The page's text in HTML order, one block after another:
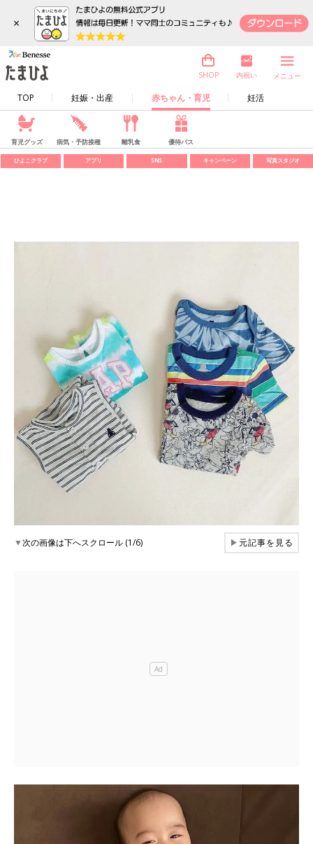
×
TOP 妊娠・出産 赤ちゃん・育児 妊活
SHOP 内祝い メニュー
育児グッズ 病気・予防接種 離乳食 優待パス
ひよこクラブ アプリ SNS キャンペーン 写真スタジオ
▼次の画像は下へスクロール (1/6) ▶元記事を見る